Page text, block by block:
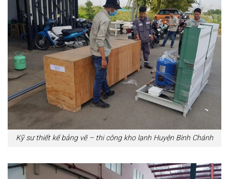
Kỹ sư thiết kế bảng vẽ – thi công kho lạnh Huyện Bình Chánh